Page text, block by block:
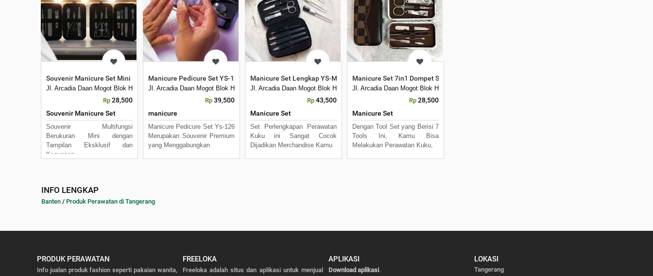
Souvenir Manicure Set Mini MD01 Custom Promosi
Jl. Arcadia Daan Mogot Blok H7 No 16 Daan Mogot Km 21. Kecamatan Batuceper Kota Tangerang, Banten 15122
Rp 28,500
Souvenir Manicure Set
Souvenir Multifungsi
Berukuran Mini dengan
Tampilan Eksklusif dan
Kegunaan
Manicure Pedicure Set YS-126 Custom Logo Souvenir Perawatan Prem
Jl. Arcadia Daan Mogot Blok H7 No 16 Daan Mogot Km 21. Kecamatan Batuceper Kota Tangerang, Banten 15122
Rp 39,500
manicure
Manicure Pedicure Set Ys-126
Merupakan Souvenir Premium
yang Menggabungkan
Manicure Set Lengkap YS-MRT-CE Cetak Logo
Jl. Arcadia Daan Mogot Blok H7 No 16 Daan Mogot Km 21. Kecamatan Batuceper Kota Tangerang, Banten 15122
Rp 43,500
Manicure Set
Set Perlengkapan Perawatan
Kuku ini Sangat Cocok
Dijadikan Merchandise Kamu
Manicure Set 7in1 Dompet Set Pembersih Kuku
Jl. Arcadia Daan Mogot Blok H7 No 16 Daan Mogot Km 21. Kecamatan Batuceper Kota Tangerang,
Rp 28,500
Manicure Set
Dengan Tool Set yang Berisi 7
Tools Ini, Kamu Bisa
Melakukan Perawatan Kuku,
INFO LENGKAP
Banten / Produk Perawatan di Tangerang
PRODUK PERAWATAN
Info jualan produk fashion seperti pakaian wanita,
FREELOKA
Freeloka adalah situs dan aplikasi untuk menjual
APLIKASI
Download aplikasi.
LOKASI
Tangerang